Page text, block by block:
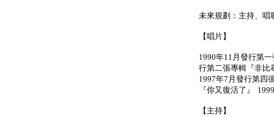
未來規劃：主持、唱
【唱片】
1990年11月發行第
行第二張專輯『非比
1997年7月發行第四
『你又復活了』
【主持】